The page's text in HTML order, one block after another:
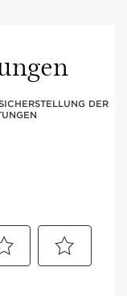
DER